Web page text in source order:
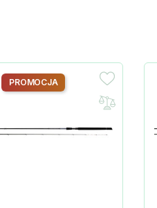
PROMOCJA